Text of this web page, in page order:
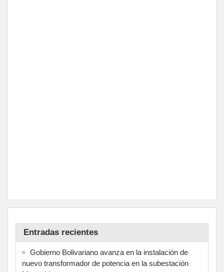
Entradas recientes
Gobierno Bolivariano avanza en la instalación de
nuevo transformador de potencia en la subestación